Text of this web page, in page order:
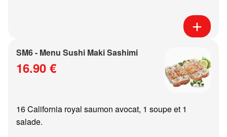
SM6 - Menu Sushi Maki Sashimi
16.90 €
16 California royal saumon avocat, 1 soupe et 1
salade.